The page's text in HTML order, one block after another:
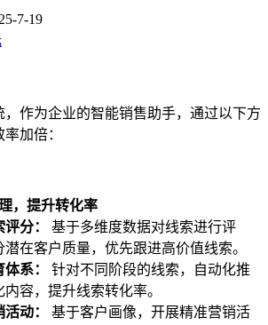
7-19
作为企业的智能销售助手，通过以下方
加倍：
，提升转化率
分：
基于多维度数据对线索进行评
潜在客户质量，优先跟进高价值线索。
系：
针对不同阶段的线索，自动化推
容，提升线索转化率。
动：
基于客户画像，开展精准营销活